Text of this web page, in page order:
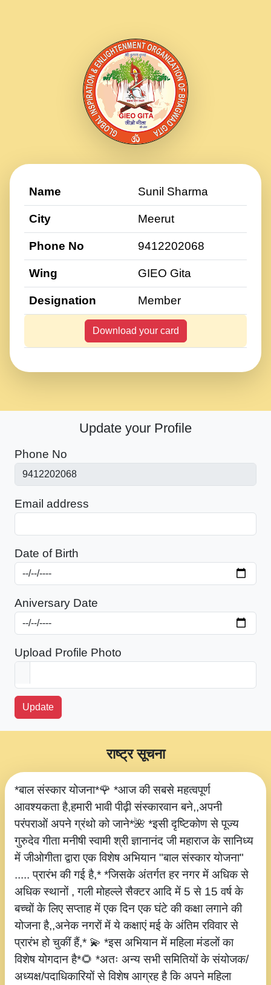
Name Sunil Sharma
City Meerut
Phone No 9412202068
Wing GIEO Gita
Designation Member
Download your card
Update your Profile
Phone No
Email address
Date of Birth
Aniversary Date
Upload Profile Photo
Update
*बाल संस्कार योजना*🌹 *आज की सबसे महत्वपूर्ण
आवश्यकता है,हमारी भावी पीढ़ी संस्कारवान बने,,अपनी
परंपराओं अपने ग्रंथो को जाने*🌺 *इसी दृष्टिकोण से पूज्य
गुरुदेव गीता मनीषी स्वामी श्री ज्ञानानंद जी महाराज के सानिध्य
में जीओगीता द्वारा एक विशेष अभियान "बाल संस्कार योजना"
..... प्रारंभ की गई है,* *जिसके अंतर्गत हर नगर में अधिक से
अधिक स्थानों , गली मोहल्ले सैक्टर आदि में 5 से 15 वर्ष के
बच्चों के लिए सप्ताह में एक दिन एक घंटे की कक्षा लगाने की
योजना है,,अनेक नगरों में ये कक्षाएं मई के अंतिम रविवार से
प्रारंभ हो चुकीं हैं,* 💫 *इस अभियान में महिला मंडलों का
विशेष योगदान है*🌻 *अतः अन्य सभी समितियों के संयोजक/
अध्यक्ष/पदाधिकारियों से विशेष आग्रह है कि अपने महिला
राष्ट्र सूचना